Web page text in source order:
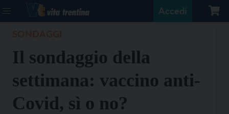
Accedi
Il sondaggio della
settimana: vaccino anti-
Covid, sì o no?